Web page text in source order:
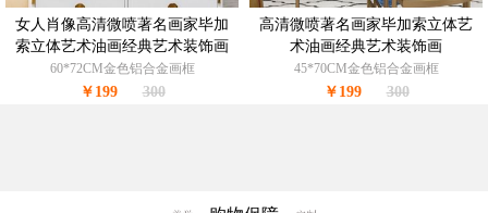
女人肖像高清微喷著名画家毕加
索立体艺术油画经典艺术装饰画
60*72CM金色铝合金画框
￥199 300
高清微喷著名画家毕加索立体艺
术油画经典艺术装饰画
45*70CM金色铝合金画框
￥199 300